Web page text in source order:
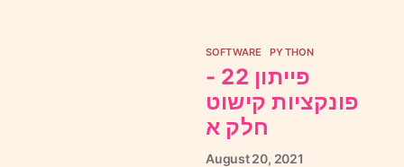
SOFTWARE PYTHON
פייתון 22 -
פונקציות קישוט
חלק א
August20, 2021